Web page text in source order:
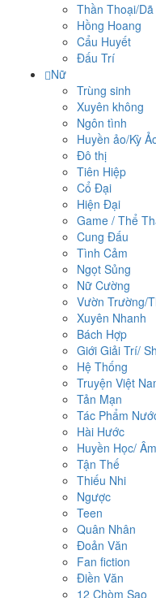
Thần Thoại/
Hồng Hoang
Cẩu Huyết
Đấu Trí
Nữ
Trùng sinh
Xuyên không
Ngôn tình
Huyền ảo/Kỳ
Đô thị
Tiên Hiệp
Cổ Đại
Hiện Đại
Game / Thể
Cung Đấu
Tình Cảm
Ngọt Sủng
Nữ Cường
Vườn Trường/
Xuyên Nhanh
Bách Hợp
Giới Giải Trí/
Hệ Thống
Truyện Việt
Tản Mạn
Tác Phẩm
Hài Hước
Huyền Học/
Tận Thế
Thiếu Nhi
Ngược
Teen
Quân Nhân
Đoản Văn
Fan fiction
Điền Văn
12 Chòm Sao